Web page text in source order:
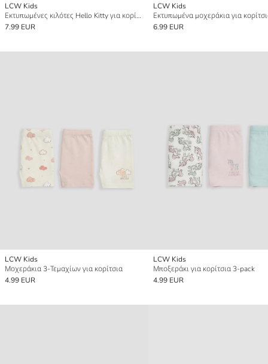
LCW Kids
Εκτυπωμένες κιλότες Hello Kitty για κορίτσια 5 τεμαχίων
7.99 EUR
LCW Kids
6.99 EUR
LCW Kids
Μοχεράκια 3-Τεμαχίων για κορίτσια
4.99 EUR
LCW Kids
Μποξεράκι για κορίτσια 3-pack
4.99 EUR